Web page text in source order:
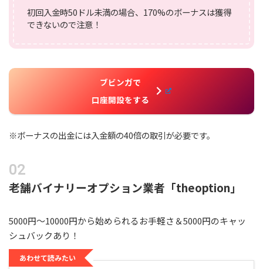
初回入金時50ドル未満の場合、170%のボーナスは獲得
できないので注意！
ブビンガで
口座開設をする
※ボーナスの出金には入金額の40倍の取引が必要です。
老舗バイナリーオプション業者「theoption」
5000円～10000円から始められるお手軽さ＆5000円のキャッ
シュバックあり！
あわせて読みたい